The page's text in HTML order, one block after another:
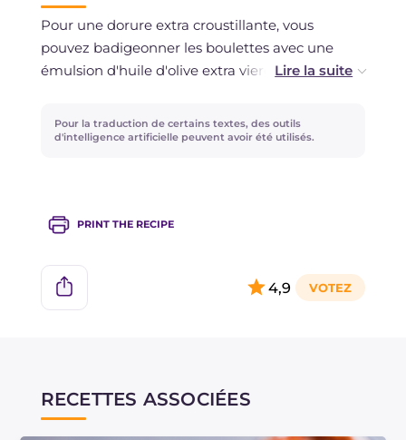
Pour une dorure extra croustillante, vous
pouvez badigeonner les boulettes avec une
émulsion d'huile d'olive extra vierge.
Si vous voulez les rendre encore plus
gourmandes, ajoutez un cube de fromage au
Pour la traduction de certains textes, des outils
d'intelligence artificielle peuvent avoir été utilisés.
PRINT THE RECIPE
4,9
RECETTES ASSOCIÉES